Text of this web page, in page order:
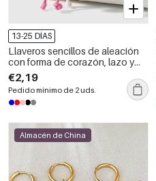
13-25 DÍAS
Llaveros sencillos de aleación
con forma de corazón, lazo y
animales, de la serie Daily.
€2,19
Pedido mínimo de 2 uds.
Almacén de China